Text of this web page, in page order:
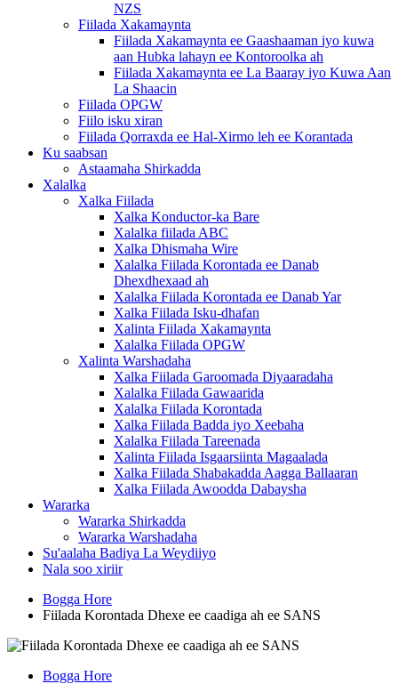
NZS
Fiilada Xakamaynta
Fiilada Xakamaynta ee Gaashaaman iyo kuwa
aan Hubka lahayn ee Kontoroolka ah
Fiilada Xakamaynta ee La Baaray iyo Kuwa Aan
La Shaacin
Fiilada OPGW
Fiilo isku xiran
Fiilada Qorraxda ee Hal-Xirmo leh ee Korantada
Ku saabsan
Astaamaha Shirkadda
Xalalka
Xalka Fiilada
Xalka Konductor-ka Bare
Xalalka fiilada ABC
Xalka Dhismaha Wire
Xalalka Fiilada Korontada ee Danab
Dhexdhexaad ah
Xalalka Fiilada Korontada ee Danab Yar
Xalka Fiilada Isku-dhafan
Xalinta Fiilada Xakamaynta
Xalalka Fiilada OPGW
Xalinta Warshadaha
Xalka Fiilada Garoomada Diyaaradaha
Xalalka Fiilada Gawaarida
Xalalka Fiilada Korontada
Xalka Fiilada Badda iyo Xeebaha
Xalalka Fiilada Tareenada
Xalinta Fiilada Isgaarsiinta Magaalada
Xalka Fiilada Shabakadda Aagga Ballaaran
Xalka Fiilada Awoodda Dabaysha
Wararka
Wararka Shirkadda
Wararka Warshadaha
Su'aalaha Badiya La Weydiiyo
Nala soo xiriir
Bogga Hore
Fiilada Korontada Dhexe ee caadiga ah ee SANS
Bogga Hore